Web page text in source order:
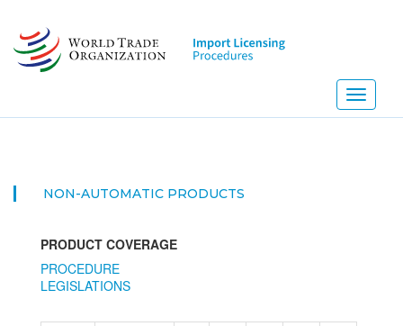
main
content
Toggle
NON-AUTOMATIC PRODUCTS
PRODUCT COVERAGE
PROCEDURE
LEGISLATIONS